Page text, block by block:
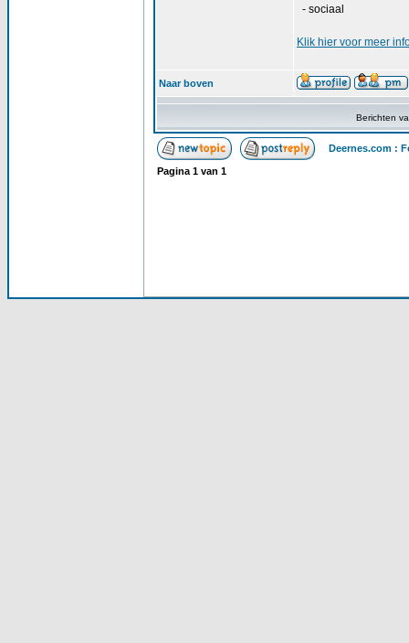
- sociaal
Klik hier voor meer
Naar boven
Berichten
Deernes.com :
Pagina 1 van 1